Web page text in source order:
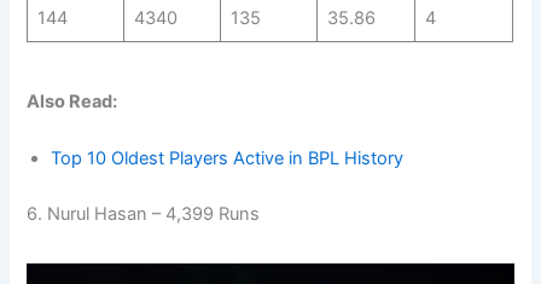
144 4340 135 35.86 4
Also Read:
Top 10 Oldest Players Active in BPL History
6. Nurul Hasan – 4,399 Runs